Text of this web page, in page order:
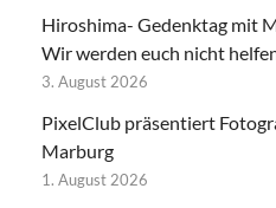
Hiroshima- Gedenktag mit
Wir werden euch nicht
3. August 2026
PixelClub präsentiert
Marburg
1. August 2026